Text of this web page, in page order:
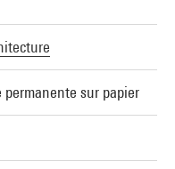
permanente sur papier